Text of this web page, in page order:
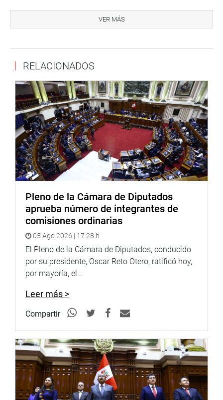
Martha Moyano, de Fuerza Popular, por ser un claro
ejemplo del compromiso de los congresistas en favor de
sacrificio recordamos todos y cuyo legado lo asume ella
sociales que nunca se rinden”.
OFICINA DE COMUNICACIONES
VER MÁS
RELACIONADOS
Pleno de la Cámara de Diputados
aprueba número de integrantes de
comisiones ordinarias
05 Ago 2026 | 17:28 h
El Pleno de la Cámara de Diputados, conducido
por su presidente, Oscar Reto Otero, ratificó hoy,
por mayoría, el...
Leer más >
Compartir